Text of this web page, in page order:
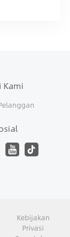
Kami
Kebijakan
Privasi